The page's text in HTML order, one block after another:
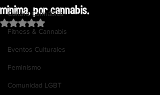
Cultura Cannábica
Fitness & Cannabis
Eventos Culturales
Feminismo
Comunidad LGBT
minima, por cannabis.
Obtuvo NaN de 5 estrellas.